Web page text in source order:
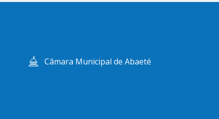
Câmara Municipal de Abaeté